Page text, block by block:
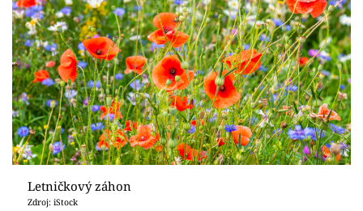
Design
Sledujte prima+
Přihlášení
Sledujte nás
Letničkový záhon
Zdroj: iStock